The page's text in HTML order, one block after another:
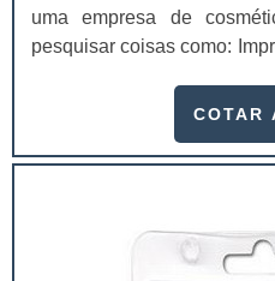
uma empresa de
pesquisar coisas como:
um investimento
extremamente
COTAR